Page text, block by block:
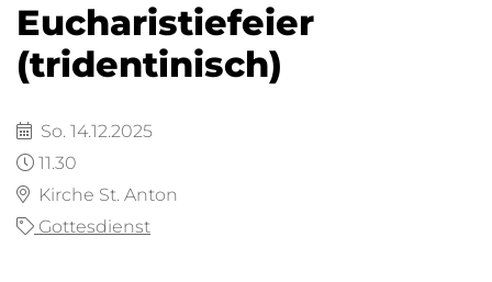
Eucharistiefeier
(tridentinisch)
So. 14.12.2025
11.30
Kirche St. Anton
Gottesdienst